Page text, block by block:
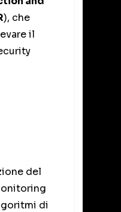
), che
il
del
di